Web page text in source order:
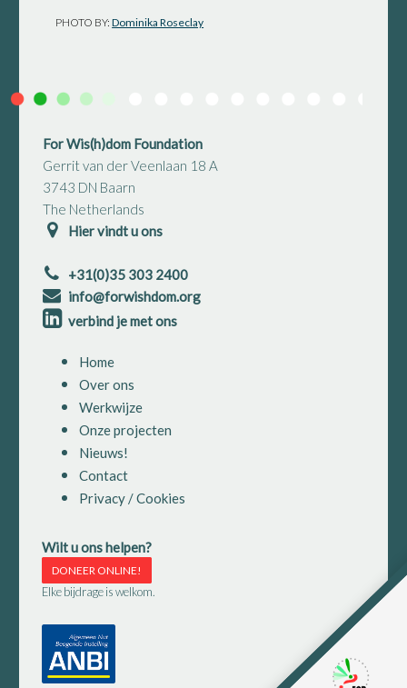
PHOTO BY:Dominika Roseclay
For Wis(h)dom Foundation
Gerrit van der Veenlaan 18 A
3743 DN Baarn
The Netherlands
Hier vindt u ons
+31(0)35 303 2400
info@forwishdom.org
verbind je met ons
Home
Over ons
Werkwijze
Onze projecten
Nieuws!
Contact
Privacy / Cookies
Wilt u ons helpen?
DONEER ONLINE!
Elke bijdrage is welkom.